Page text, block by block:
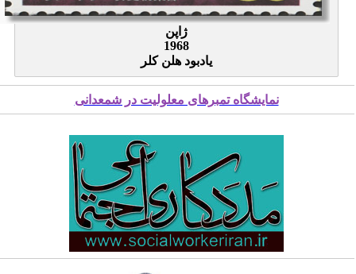
ژاپن
1968
یادبود هلن کلر
نمایشگاه تمبرهای معلولیت در شمعدانی